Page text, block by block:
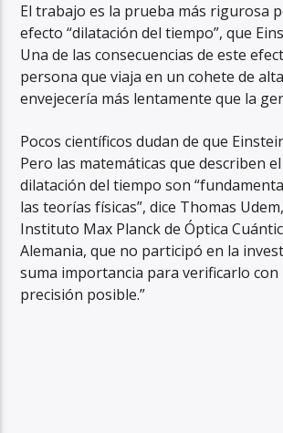
El trabajo es la prueba más rigurosa
efecto “dilatación del tiempo”, que
Una de las consecuencias de este
persona que viaja en un cohete de
envejecería más lentamente que la
Pocos científicos dudan de que
Pero las matemáticas que describen
dilatación del tiempo son
las teorías físicas”, dice Thomas
Instituto Max Planck de Óptica
Alemania, que no participó en la
suma importancia para verificarlo con
precisión posible.”